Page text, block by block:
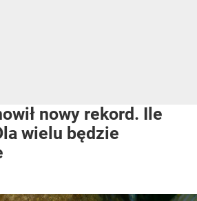
nowy rekord. Ile
wielu będzie